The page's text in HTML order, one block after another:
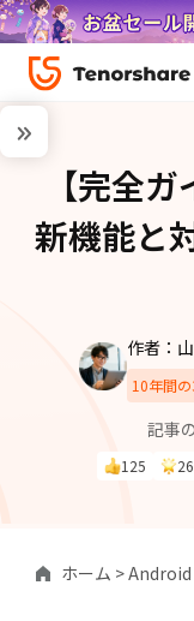
【完全
新機能と
作者：
10年間
記事
125 26
ホーム >Android